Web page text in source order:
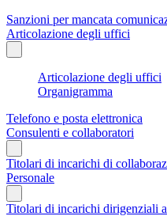
Sanzioni per mancata
Articolazione degli uffici
Articolazione degli uffici
Organigramma
Telefono e posta elettronica
Consulenti e collaboratori
Titolari di incarichi di
Personale
Titolari di incarichi dirigenziali